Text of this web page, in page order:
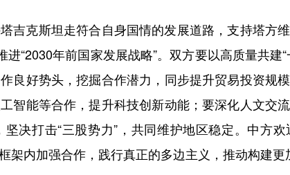
克斯坦走符合自身国情的发展道路，支持塔方
进“2030年前国家发展战略”。双方要以高质量共建
良好势头，挖掘合作潜力，同步提升贸易投资规
智能等合作，提升科技创新动能；要深化人文交
决打击“三股势力”，共同维护地区稳定。中方
架内加强合作，践行真正的多边主义，推动构建更